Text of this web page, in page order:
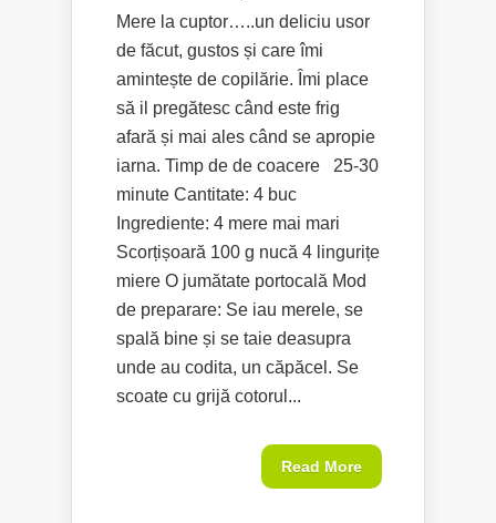
Mere la cuptor…..un deliciu usor
de făcut, gustos și care îmi
amintește de copilărie. Îmi place
să il pregătesc când este frig
afară și mai ales când se apropie
iarna. Timp de de coacere 25-30
minute Cantitate: 4 buc
Ingrediente: 4 mere mai mari
Scorțișoară 100 g nucă 4 lingurițe
miere O jumătate portocală Mod
de preparare: Se iau merele, se
spală bine și se taie deasupra
unde au codita, un căpăcel. Se
scoate cu grijă cotorul...
Read More